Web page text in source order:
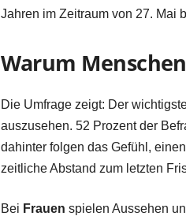
Jahren im Zeitraum von 27. Mai
Warum
Die Umfrage zeigt: Der
auszusehen. 52 Prozent der
dahinter folgen das Gefühl,
zeitliche Abstand zum letzten
Bei Frauen spielen Aussehen